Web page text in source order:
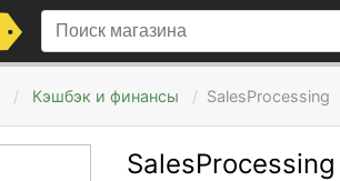
Кэшбэк и финансы SalesProcessing
SalesProcessing